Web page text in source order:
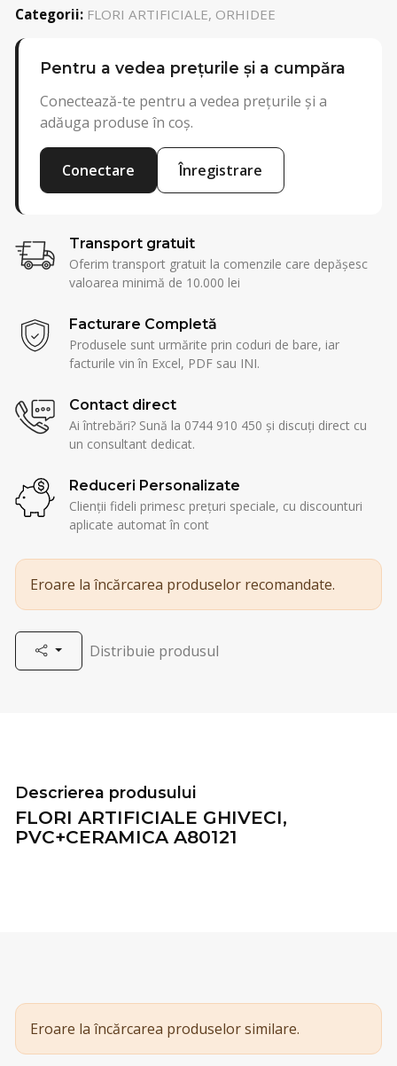
Categorii: FLORI ARTIFICIALE, ORHIDEE
Pentru a vedea prețurile și a cumpăra
Conectează-te pentru a vedea prețurile și a
adăuga produse în coș.
Conectare Înregistrare
Transport gratuit
Oferim transport gratuit la comenzile care depășesc
valoarea minimă de 10.000 lei
Facturare Completă
Produsele sunt urmărite prin coduri de bare, iar
facturile vin în Excel, PDF sau INI.
Contact direct
Ai întrebări? Sună la 0744 910 450 și discuți direct cu
un consultant dedicat.
Reduceri Personalizate
Clienții fideli primesc prețuri speciale, cu discounturi
aplicate automat în cont
Eroare la încărcarea produselor recomandate.
Distribuie produsul
Descrierea produsului
FLORI ARTIFICIALE GHIVECI,
PVC+CERAMICA A80121
Eroare la încărcarea produselor similare.